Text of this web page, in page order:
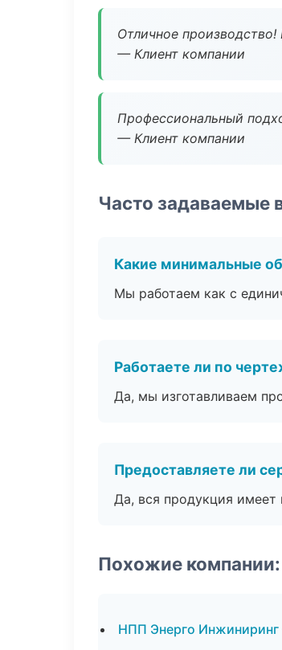
Отличное
— Клиент компании
Профессиональный
— Клиент компании
Часто задаваемые
Какие минимальные
Мы работаем как с
Работаете ли по
Да, мы изготавливаем
Предоставляете ли
Да, вся продукция имеет
Похожие компании:
НПП Энерго